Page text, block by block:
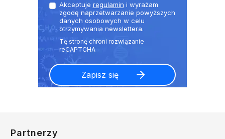
Akceptuje regulamin i wyrażam
zgodę naprzetwarzanie powyższych
danych osobowych w celu
otrzymywania newslettera.
Partnerzy